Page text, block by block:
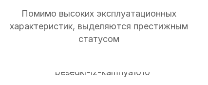
Помимо высоких эксплуатационных
характеристик, выделяются престижным
статусом